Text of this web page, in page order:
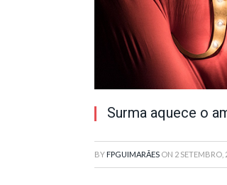
Surma aquece o
BY FPGUIMARÃES ON 2 SETEMBRO,